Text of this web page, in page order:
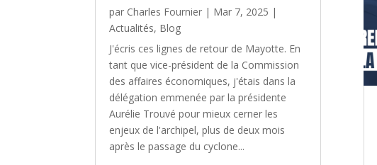
par Charles Fournier | Mar 7, 2025 |
Actualités, Blog
J'écris ces lignes de retour de Mayotte. En
tant que vice-président de la Commission
des affaires économiques, j'étais dans la
délégation emmenée par la présidente
Aurélie Trouvé pour mieux cerner les
enjeux de l'archipel, plus de deux mois
après le passage du cyclone...